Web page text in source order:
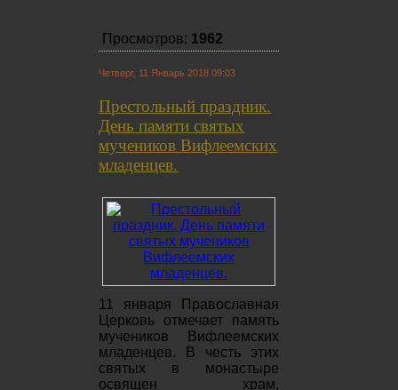
Просмотров: 1962
Четверг, 11 Январь 2018 09:03
Престольный праздник.
День памяти святых
мучеников Вифлеемских
младенцев.
11 января Православная
Церковь отмечает память
мучеников Вифлеемских
младенцев. В честь этих
святых в монастыре
освящен храм,